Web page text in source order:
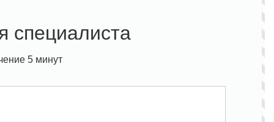
специалиста
5 минут